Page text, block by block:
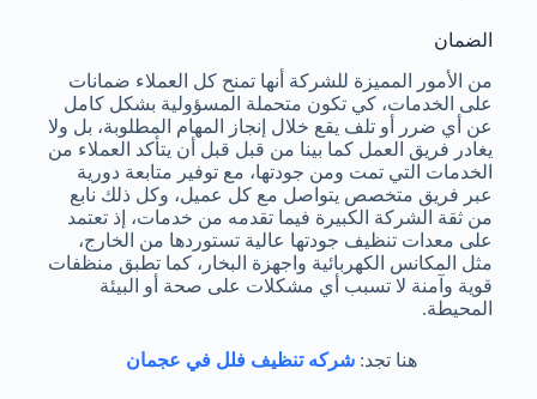
الضمان
من الأمور المميزة للشركة أنها تمنح كل العملاء ضمانات
على الخدمات، كي تكون متحملة المسؤولية بشكل كامل
عن أي ضرر أو تلف يقع خلال إنجاز المهام المطلوبة، بل ولا
يغادر فريق العمل كما بينا من قبل قبل أن يتأكد العملاء من
الخدمات التي تمت ومن جودتها، مع توفير متابعة دورية
عبر فريق متخصص يتواصل مع كل عميل، وكل ذلك نابع
من ثقة الشركة الكبيرة فيما تقدمه من خدمات، إذ تعتمد
على معدات تنظيف جودتها عالية تستوردها من الخارج،
مثل المكانس الكهربائية واجهزة البخار، كما تطبق منظفات
قوية وآمنة لا تسبب أي مشكلات على صحة أو البيئة
المحيطة.
هنا تجد: شركه تنظيف فلل في عجمان